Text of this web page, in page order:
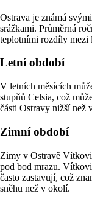
Ostrava je známá
srážkami. Průměrná
teplotními rozdíly mezi
Letní období
V letních měsících
stupňů Celsia, což
části Ostravy nižší než
Zimní období
Zimy v Ostravě
pod bod mrazu.
často zastavují, což
sněhu než v okolí.